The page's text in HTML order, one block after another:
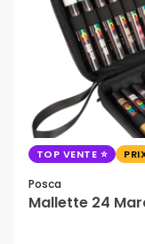
TOP VENTE
Posca
Mallette 24